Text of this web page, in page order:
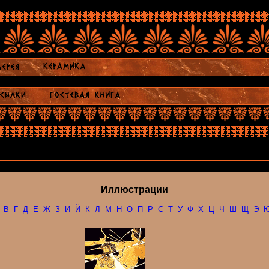
Иллюстрации
В Г Д Е Ж З И Й К Л М Н О П Р С Т У Ф Х Ц Ч Ш Щ Э